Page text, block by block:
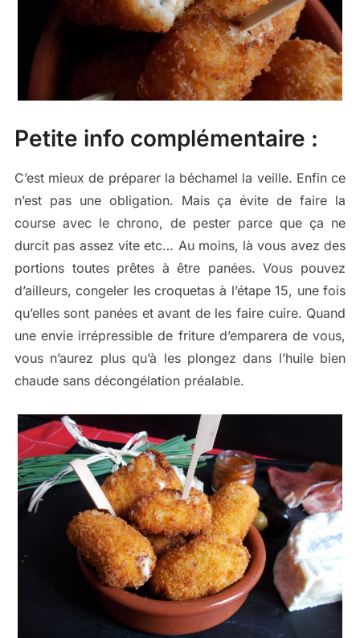
Petite info complémentaire :
C’est mieux de préparer la béchamel la veille. Enfin ce
n’est pas une obligation. Mais ça évite de faire la
course avec le chrono, de pester parce que ça ne
durcit pas assez vite etc… Au moins, là vous avez des
portions toutes prêtes à être panées. Vous pouvez
d’ailleurs, congeler les croquetas à l’étape 15, une fois
qu’elles sont panées et avant de les faire cuire. Quand
une envie irrépressible de friture d’emparera de vous,
vous n’aurez plus qu’à les plongez dans l’huile bien
chaude sans décongélation préalable.